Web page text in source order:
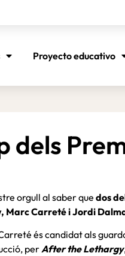
Proyecto educativo
dels
orgull al saber que dos
Marc Carreté i Jordi
és candidat als
perAfter the Lethargy